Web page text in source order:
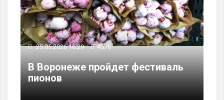
25.05.2026 16:29 4576
В Воронеже пройдет фестиваль
пионов